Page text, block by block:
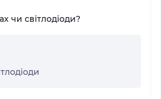
чи світлодіоди?